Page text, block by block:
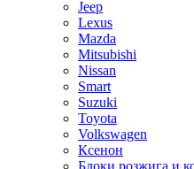
Jeep
Lexus
Mazda
Mitsubishi
Nissan
Smart
Suzuki
Toyota
Volkswagen
Ксенон
Блоки розжига и